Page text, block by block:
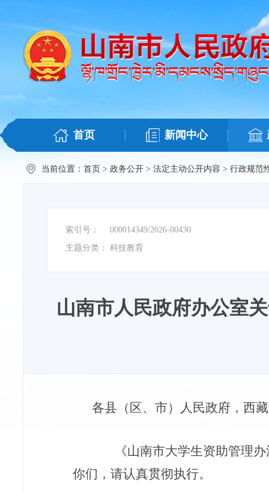
首页 新闻中心
当前位置： 首页 > 政务公开 > 法定主动公开内容 > 行政规范
索引号：
000014349/2026-00430
主题分类：
科技教育
山南市人民政府办公室
各县（区、市）人民政府，西
《山南市大学生资助管理办
你们，请认真贯彻执行。